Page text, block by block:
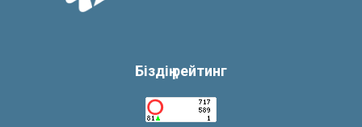
Біздің рейтинг